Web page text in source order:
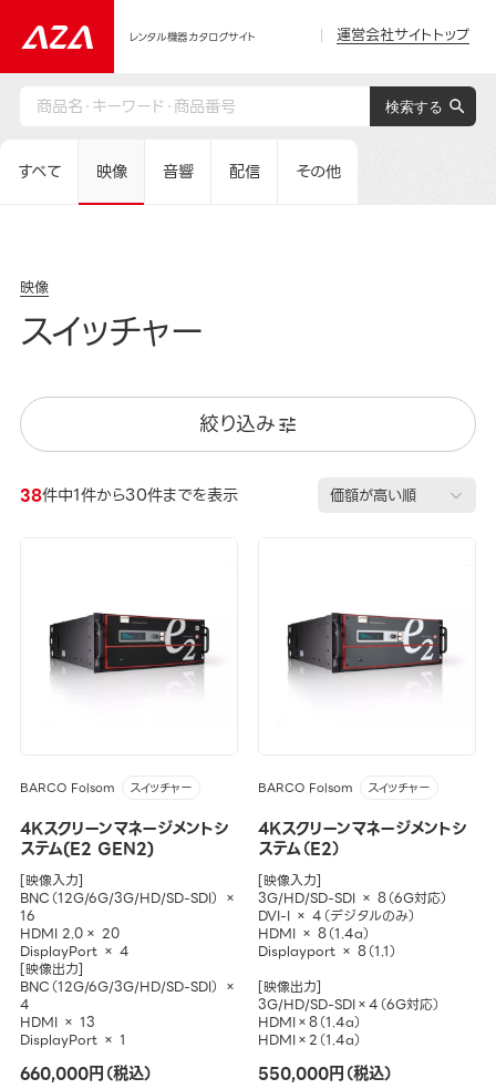
レンタル機器カタログサイト 運営会社サイトトップ
すべて 映像 音響 配信 その他
映像
スイッチャー
絞り込み
38件中1件から30件までを表示
BARCO Folsom スイッチャー
4Kスクリーンマネージメントシ
ステム(E2 GEN2)
[映像入力]
BNC（12G/6G/3G/HD/SD-SDI） ×
16
HDMI 2.0× 20
DisplayPort × 4
[映像出力]
BNC（12G/6G/3G/HD/SD-SDI） ×
4
HDMI × 13
DisplayPort × 1
660,000円（税込）
BARCO Folsom スイッチャー
4Kスクリーンマネージメントシ
ステム（E2）
[映像入力]
3G/HD/SD-SDI × 8（6G対応）
DVI-I × 4（デジタルのみ）
HDMI × 8（1.4a）
Displayport × 8（1.1）
[映像出力]
3G/HD/SD-SDI×4（6G対応）
HDMI×8（1.4a）
HDMI×2（1.4a）
550,000円（税込）